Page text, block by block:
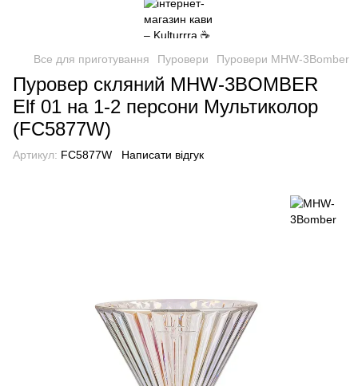
Все для приготування Пуровери Пуровери MHW-3Bomber
Пуровер скляний MHW-3BOMBER
Elf 01 на 1-2 персони Мультиколор
(FC5877W)
Артикул: FC5877W Написати відгук